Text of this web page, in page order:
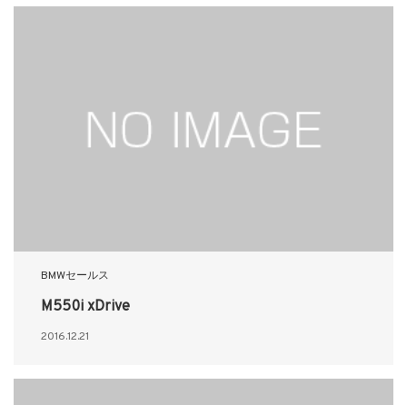
BMWセールス
M550i xDrive
2016.12.21